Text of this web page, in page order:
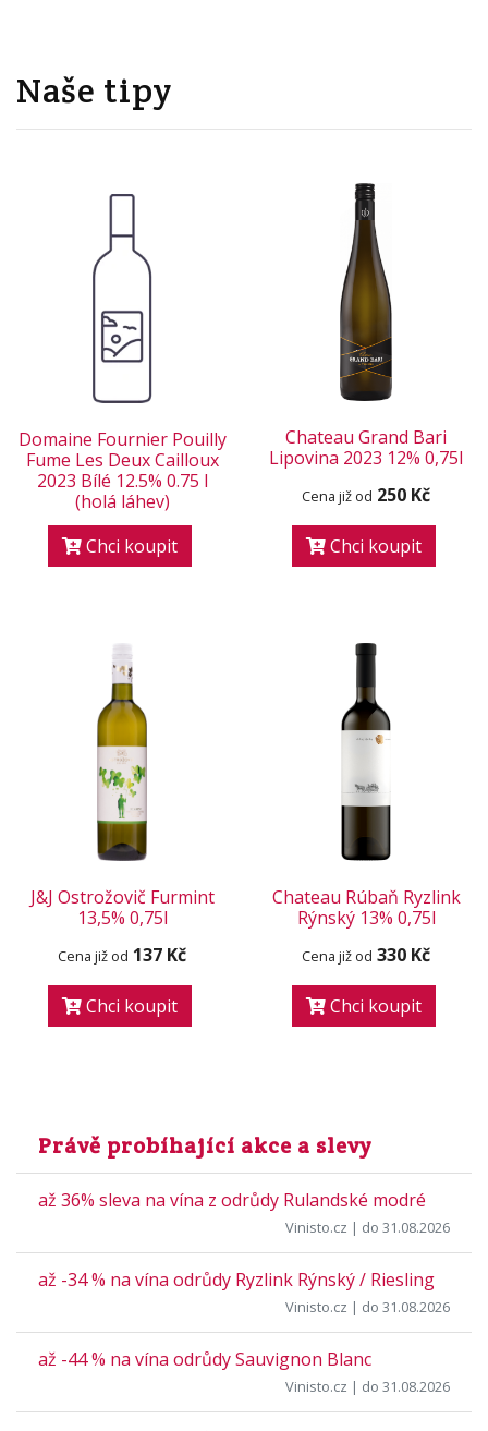
Naše tipy
Domaine Fournier Pouilly
Fume Les Deux Cailloux
2023 Bílé 12.5% 0.75 l
(holá láhev)
Chci koupit
Chateau Grand Bari
Lipovina 2023 12% 0,75l
Cena již od 250 Kč
Chci koupit
J&J Ostrožovič Furmint
13,5% 0,75l
Cena již od 137 Kč
Chci koupit
Chateau Rúbaň Ryzlink
Rýnský 13% 0,75l
Cena již od 330 Kč
Chci koupit
Právě probíhající akce a slevy
až 36% sleva na vína z odrůdy Rulandské modré
Vinisto.cz | do 31.08.2026
až -34 % na vína odrůdy Ryzlink Rýnský / Riesling
Vinisto.cz | do 31.08.2026
až -44 % na vína odrůdy Sauvignon Blanc
Vinisto.cz | do 31.08.2026